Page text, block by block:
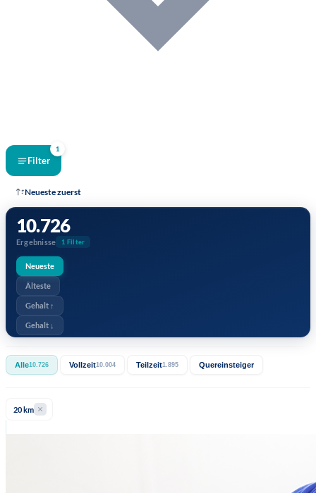
Filter
1
Neueste zuerst
10.726
Ergebnisse 1 Filter
Neueste
Älteste
Gehalt ↑
Gehalt ↓
Alle10.726 Vollzeit10.004 Teilzeit1.895 Quereinsteiger
20 km